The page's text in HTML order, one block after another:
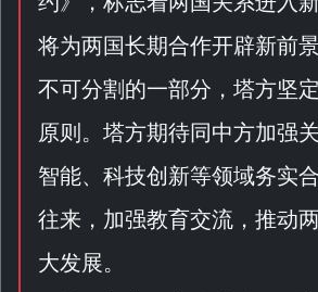
将为两国长期合作开辟新前
不可分割的一部分，塔方坚
原则。塔方期待同中方加强
智能、科技创新等领域务实
往来，加强教育交流，推动
大发展。